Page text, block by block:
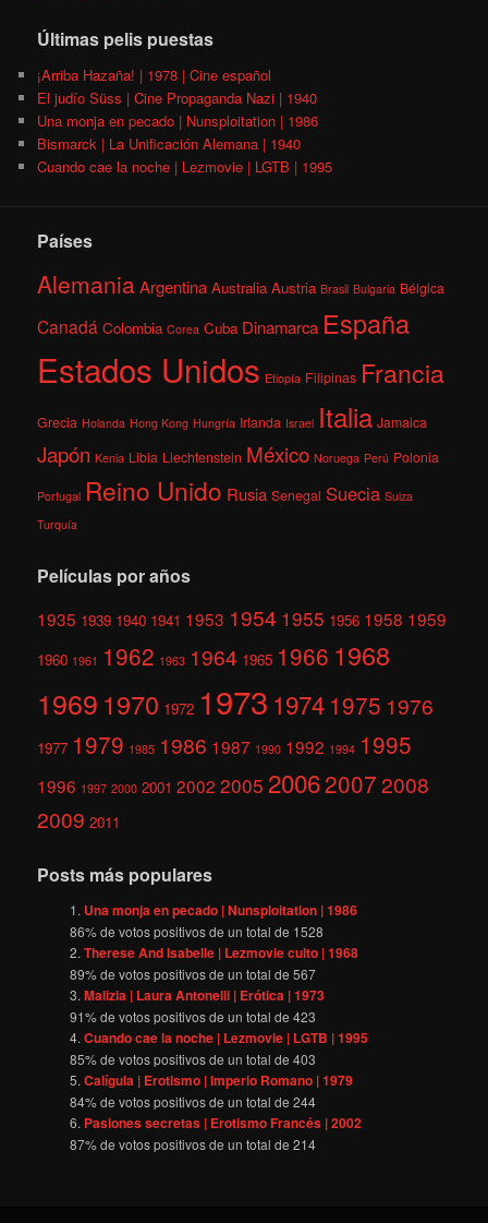
Últimas pelis puestas
¡Arriba Hazaña! | 1978 | Cine español
El judío Süss | Cine Propaganda Nazi | 1940
Una monja en pecado | Nunsploitation | 1986
Bismarck | La Unificación Alemana | 1940
Cuando cae la noche | Lezmovie | LGTB | 1995
Países
AlemaniaArgentina Australia Austria Brasil Bulgaria Bélgica
Canadá Colombia Corea Cuba Dinamarca España
Estados Unidos Etiopía Filipinas Francia
Grecia Holanda Hong Kong Hungría Irlanda Israel Italia Jamaica
Japón Kenia Libia Liechtenstein México Noruega Perú Polonia
Portugal Reino Unido Rusia Senegal Suecia Suiza
Turquía
Películas por años
1935 1939 1940 1941 1953 1954 1955 1956 1958 1959
1960 1961 1962 1963 1964 1965 1966 1968
1969 1970 1972 1973 1974 1975 1976
1977 1979 1985 1986 1987 1990 1992 1994 1995
1996 1997 2000 2001 2002 2005 200620072008
2009 2011
Posts más populares
Una monja en pecado | Nunsploitation | 1986
86% de votos positivos de un total de 1528
Therese And Isabelle | Lezmovie culto | 1968
89% de votos positivos de un total de567
Malizia | Laura Antonelli | Erótica | 1973
91% de votos positivos de un total de423
Cuando cae la noche | Lezmovie | LGTB | 1995
85% de votos positivos de un total de403
Calígula | Erotismo | Imperio Romano | 1979
84% de votos positivos de un total de244
Pasiones secretas | Erotismo Francés | 2002
87% de votos positivos de un total de214